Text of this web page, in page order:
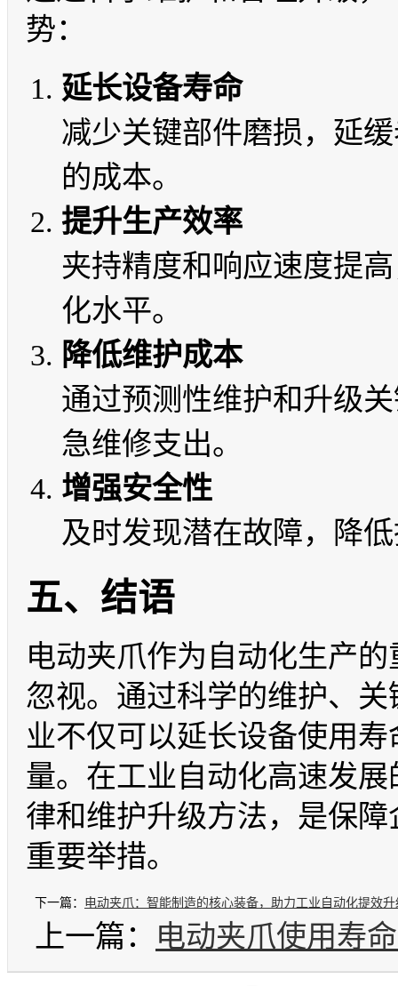
势：
延长设备寿命
减少关键部件磨损，延
的成本。
提升生产效率
夹持精度和响应速度提
化水平。
降低维护成本
通过预测性维护和升级
急维修支出。
增强安全性
及时发现潜在故障，降
五、结语
电动夹爪作为自动化生产
忽视。通过科学的维护、
业不仅可以延长设备使用
量。在工业自动化高速发
律和维护升级方法，是保
重要举措。
下一篇： 电动夹爪：智能制造的核心装备，助力工业自动化提效升
上一篇： 电动夹爪使用寿